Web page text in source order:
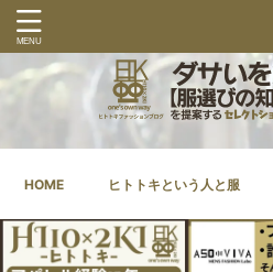
HOME ヒトトキという人と服